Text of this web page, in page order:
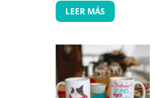
LEER MÁS